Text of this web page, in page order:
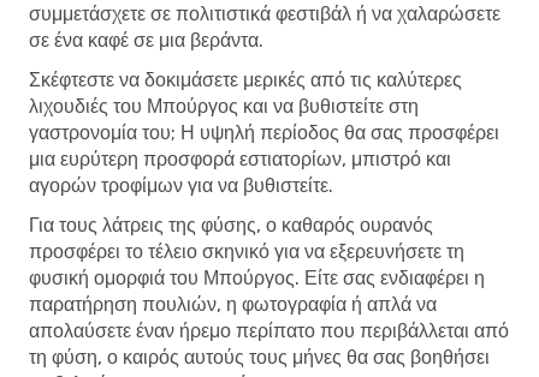
συμμετάσχετε σε πολιτιστικά φεστιβάλ ή να χαλαρώσετε
σε ένα καφέ σε μια βεράντα.
Σκέφτεστε να δοκιμάσετε μερικές από τις καλύτερες
λιχουδιές του Μπούργος και να βυθιστείτε στη
γαστρονομία του; Η υψηλή περίοδος θα σας προσφέρει
μια ευρύτερη προσφορά εστιατορίων, μπιστρό και
αγορών τροφίμων για να βυθιστείτε.
Για τους λάτρεις της φύσης, ο καθαρός ουρανός
προσφέρει το τέλειο σκηνικό για να εξερευνήσετε τη
φυσική ομορφιά του Μπούργος. Είτε σας ενδιαφέρει η
παρατήρηση πουλιών, η φωτογραφία ή απλά να
απολαύσετε έναν ήρεμο περίπατο που περιβάλλεται από
τη φύση, ο καιρός αυτούς τους μήνες θα σας βοηθήσει